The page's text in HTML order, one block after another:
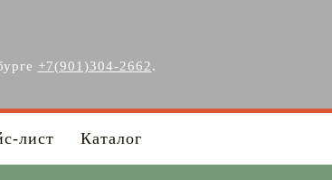
+7(901)304-2662.
лист Каталог